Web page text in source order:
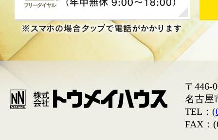
〒446-
名古屋
TEL：
FAX：